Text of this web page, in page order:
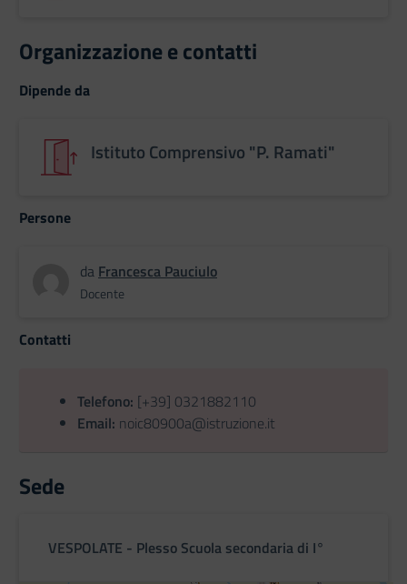
Organizzazione e contatti
Dipende da
Istituto Comprensivo "P. Ramati"
Persone
da Francesca Pauciulo
Docente
Contatti
Telefono: [+39] 0321882110
Email: noic80900a@istruzione.it
Sede
VESPOLATE - Plesso Scuola secondaria di I°